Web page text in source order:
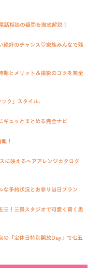
話相談の疑問を徹底解説！
絶好のチャンス♡家族みんなで残
期とメリット＆撮影のコツを完全
ック」スタイル♩
ギュッとまとめる完全ナビ
！
に映えるヘアアレンジカタログ
な予約状況とお参り当日プラン
三！三景スタジオで可愛く賢く思
の「定休日特別開放Day」で七五